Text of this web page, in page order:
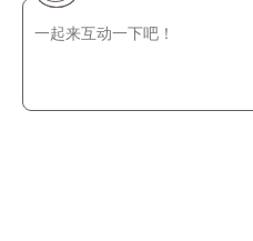
instagram正版软件的功能
2.你可以随时给图片添加许